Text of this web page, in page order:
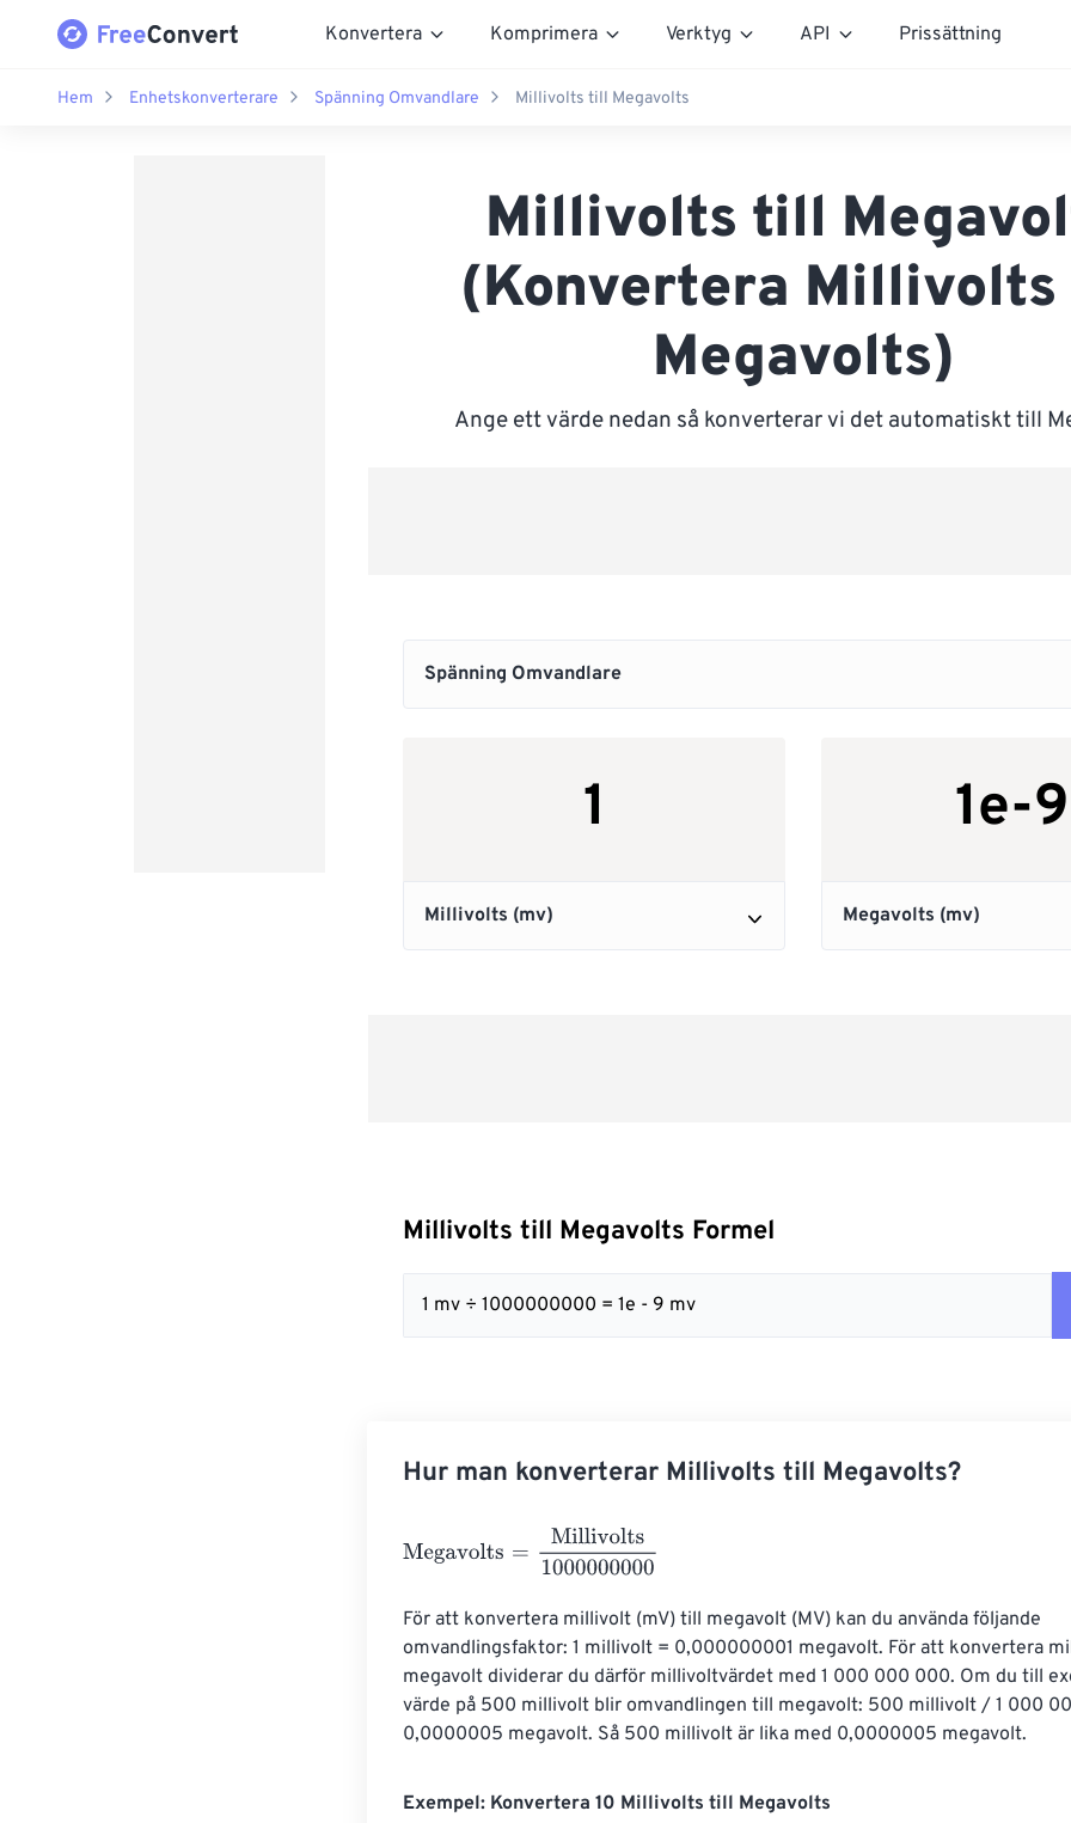
Konvertera Komprimera Verktyg API Prissättning
Hem Enhetskonverterare Spänning Omvandlare Millivolts till Megavolts
Millivolts till
(Konvertera
Megavolts)
Ange ett värde nedan så konverterar vi det automatiskt till
Millivolts till Megavolts Formel
1 mv ÷ 1000000000 = 1e - 9 mv
Hur man konverterar Millivolts till Megavolts?
Megavolts Millivolts1000000000
För att konvertera millivolt (mV) till megavolt (MV) kan du använda följande
omvandlingsfaktor: 1 millivolt = 0,000000001 megavolt. För att konvertera
megavolt dividerar du därför millivoltvärdet med 1 000 000 000. Om du till
värde på 500 millivolt blir omvandlingen till megavolt: 500 millivolt / 1 000
0,0000005 megavolt. Så 500 millivolt är lika med 0,0000005 megavolt.
Exempel: Konvertera 10 Millivolts till Megavolts